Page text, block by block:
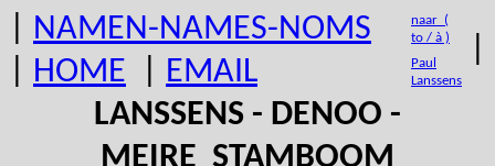
NAMEN-NAMES-NOMS
HOME EMAIL
naar (
to / à )
Paul
Lanssens
LANSSENS - DENOO -
MEIRE STAMBOOM